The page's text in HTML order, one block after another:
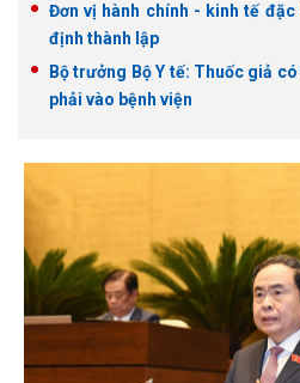
Đơn vị hành chính - kinh tế
định thành lập
Bộ trưởng Bộ Y tế: Thuốc giả
phải vào bệnh viện